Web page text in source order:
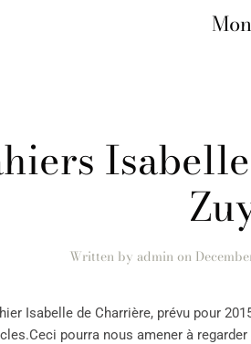
Written by admin on
Isabelle de Charrière, prévu pour
pourra nous amener à